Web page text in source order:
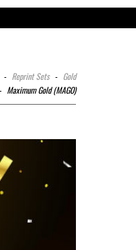
- Reprint Sets - Gold
- Maximum Gold (MAGO)